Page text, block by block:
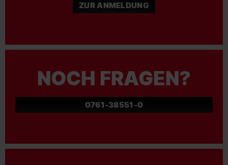
ZUR ANMELDUNG
NOCH FRAGEN?
0761-38551-0